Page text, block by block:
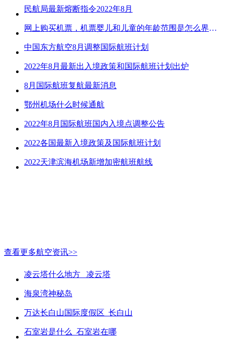
民航局最新熔断指令2022年8月
网上购买机票，机票婴儿和儿童的年龄范围是怎么界定的？
中国东方航空8月调整国际航班计划
2022年8月最新出入境政策和国际航班计划出炉
8月国际航班复航最新消息
鄂州机场什么时候通航
2022年8月国际航班国内入境点调整公告
2022各国最新入境政策及国际航班计划
2022天津滨海机场新增加密航班航线
查看更多航空资讯>>
凌云塔什么地方_ 凌云塔
海泉湾神秘岛
万达长白山国际度假区_长白山
石室岩是什么_石室岩在哪